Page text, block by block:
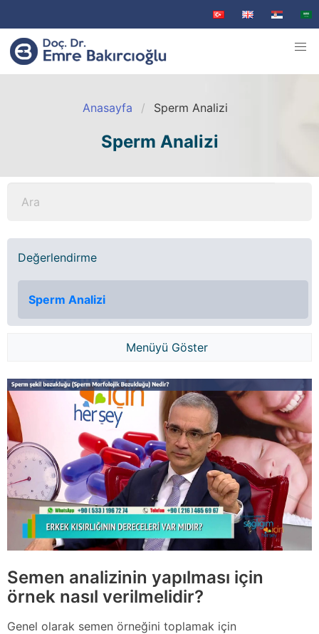
Anasayfa Sperm Analizi
Sperm Analizi
Değerlendirme
Sperm Analizi
Menüyü Göster
Semen analizinin yapılması için
örnek nasıl verilmelidir?
Genel olarak semen örneğini toplamak için